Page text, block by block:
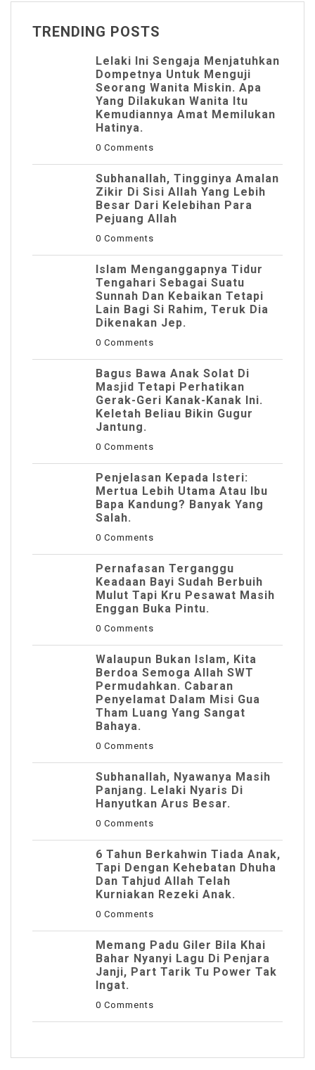
TRENDING POSTS
Lelaki Ini Sengaja Menjatuhkan
Dompetnya Untuk Menguji
Seorang Wanita Miskin. Apa
Yang Dilakukan Wanita Itu
Kemudiannya Amat Memilukan
Hatinya.
0 Comments
Subhanallah, Tingginya Amalan
Zikir Di Sisi Allah Yang Lebih
Besar Dari Kelebihan Para
Pejuang Allah
0 Comments
Islam Menganggapnya Tidur
Tengahari Sebagai Suatu
Sunnah Dan Kebaikan Tetapi
Lain Bagi Si Rahim, Teruk Dia
Dikenakan Jep.
0 Comments
Bagus Bawa Anak Solat Di
Masjid Tetapi Perhatikan
Gerak-Geri Kanak-Kanak Ini.
Keletah Beliau Bikin Gugur
Jantung.
0 Comments
Penjelasan Kepada Isteri:
Mertua Lebih Utama Atau Ibu
Bapa Kandung? Banyak Yang
Salah.
0 Comments
Pernafasan Terganggu
Keadaan Bayi Sudah Berbuih
Mulut Tapi Kru Pesawat Masih
Enggan Buka Pintu.
0 Comments
Walaupun Bukan Islam, Kita
Berdoa Semoga Allah SWT
Permudahkan. Cabaran
Penyelamat Dalam Misi Gua
Tham Luang Yang Sangat
Bahaya.
0 Comments
Subhanallah, Nyawanya Masih
Panjang. Lelaki Nyaris Di
Hanyutkan Arus Besar.
0 Comments
6 Tahun Berkahwin Tiada Anak,
Tapi Dengan Kehebatan Dhuha
Dan Tahjud Allah Telah
Kurniakan Rezeki Anak.
0 Comments
Memang Padu Giler Bila Khai
Bahar Nyanyi Lagu Di Penjara
Janji, Part Tarik Tu Power Tak
Ingat.
0 Comments